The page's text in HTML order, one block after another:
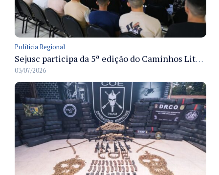
Políticia Regional
Sejusc participa da 5ª edição do Caminhos Literários com foco na cultura hip-hop nas unidades socioeducativas
03/07/2026